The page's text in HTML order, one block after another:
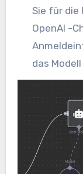
Sie für
OpenAI -
das